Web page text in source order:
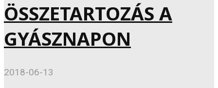
ÖSSZETARTOZÁS A
GYÁSZNAPON
2018-06-13